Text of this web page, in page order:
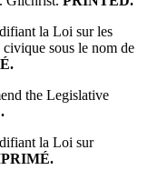
la Loi sur les
sous le nom de
the Legislative
la Loi sur